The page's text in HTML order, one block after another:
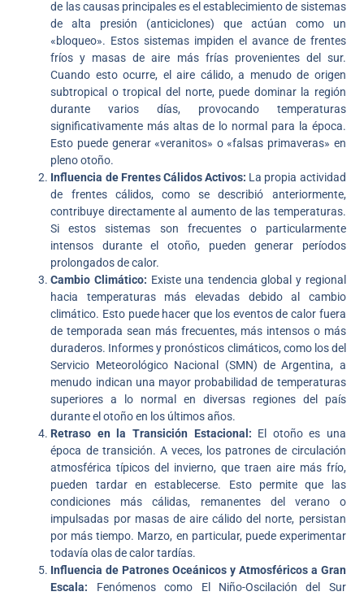
de las causas principales es el establecimiento de sistemas
de alta presión (anticiclones) que actúan como un
«bloqueo». Estos sistemas impiden el avance de frentes
fríos y masas de aire más frías provenientes del sur.
Cuando esto ocurre, el aire cálido, a menudo de origen
subtropical o tropical del norte, puede dominar la región
durante varios días, provocando temperaturas
significativamente más altas de lo normal para la época.
Esto puede generar «veranitos» o «falsas primaveras» en
pleno otoño.
Influencia de Frentes Cálidos Activos: La propia actividad
de frentes cálidos, como se describió anteriormente,
contribuye directamente al aumento de las temperaturas.
Si estos sistemas son frecuentes o particularmente
intensos durante el otoño, pueden generar períodos
prolongados de calor.
Cambio Climático: Existe una tendencia global y regional
hacia temperaturas más elevadas debido al cambio
climático. Esto puede hacer que los eventos de calor fuera
de temporada sean más frecuentes, más intensos o más
duraderos. Informes y pronósticos climáticos, como los del
Servicio Meteorológico Nacional (SMN) de Argentina, a
menudo indican una mayor probabilidad de temperaturas
superiores a lo normal en diversas regiones del país
durante el otoño en los últimos años.
Retraso en la Transición Estacional: El otoño es una
época de transición. A veces, los patrones de circulación
atmosférica típicos del invierno, que traen aire más frío,
pueden tardar en establecerse. Esto permite que las
condiciones más cálidas, remanentes del verano o
impulsadas por masas de aire cálido del norte, persistan
por más tiempo. Marzo, en particular, puede experimentar
todavía olas de calor tardías.
Influencia de Patrones Oceánicos y Atmosféricos a Gran
Escala: Fenómenos como El Niño-Oscilación del Sur